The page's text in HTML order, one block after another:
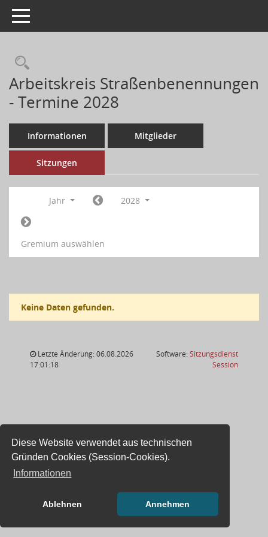
Diese Website verwendet aus technischen
Gründen Cookies (Session-Cookies).
Informationen
Ablehnen Annehmen
Toggle navigation
Arbeitskreis Straßenbenennungen
- Termine 2028
Informationen Mitglieder
Sitzungen
Jahr 2028
Gremium auswählen
Keine Daten gefunden.
Letzte Änderung: 06.08.2026
17:01:18
Software:Sitzungsdienst
Session(Wird in